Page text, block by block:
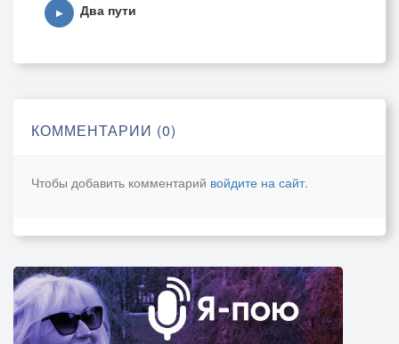
▶ Два пути
КОММЕНТАРИИ (0)
Чтобы добавить комментарий войдите на сайт.